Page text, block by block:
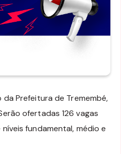
Prefeitura de Tremembé,
ofertadas 126 vagas
fundamental, médio e